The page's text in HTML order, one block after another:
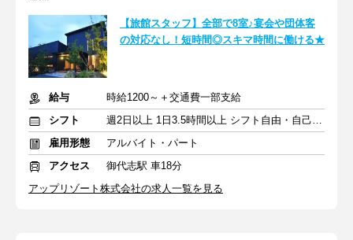
【旅館スタッフ】全部で8室♪宴会や団体客
の対応なし！短時間◎スキマ時間に働ける★
給与
時給1200～＋交通費一部支給
シフト
週2日以上 1日3.5時間以上 シフト自由・自己申告
雇用形態
アルバイト・パート
アクセス
御代志駅 車18分
アップリゾート株式会社の求人一覧を見る